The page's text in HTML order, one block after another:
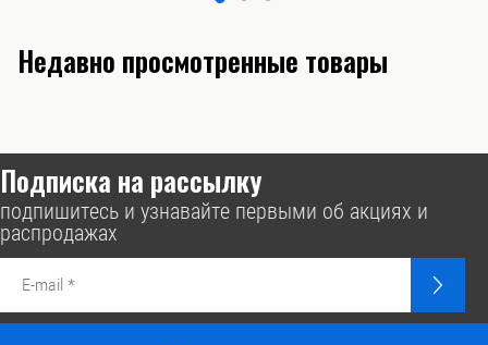
Недавно просмотренные товары
Подписка на рассылку
подпишитесь и узнавайте первыми об акциях и
распродажах